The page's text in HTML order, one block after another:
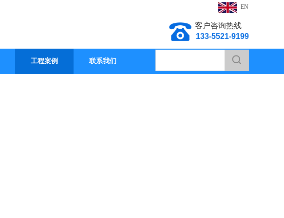
客户咨询热线
133-5521-9199
EN
工程案例 联系我们